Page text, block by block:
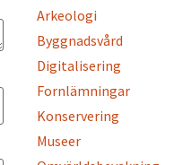
Arkeologi
Byggnadsvård
Digitalisering
Fornlämningar
Konservering
Museer